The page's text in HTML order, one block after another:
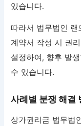
있습니다.
따라서 법무법인
계약서 작성 시 권
설정하여, 향후 발
수 있습니다.
사례별 분쟁 해결
상가권리금 법무법